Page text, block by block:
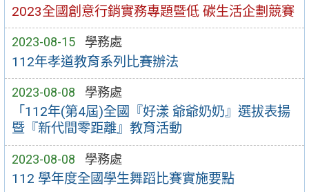
2023全國創意行銷實務專題暨低 碳生活企劃競賽
2023-08-15 學務處
112年孝道教育系列比賽辦法
2023-08-08 學務處
「112年(第4屆)全國『好漾 爺爺奶奶』選拔表揚
暨『新代間零距離』教育活動
2023-08-08 學務處
112 學年度全國學生舞蹈比賽實施要點